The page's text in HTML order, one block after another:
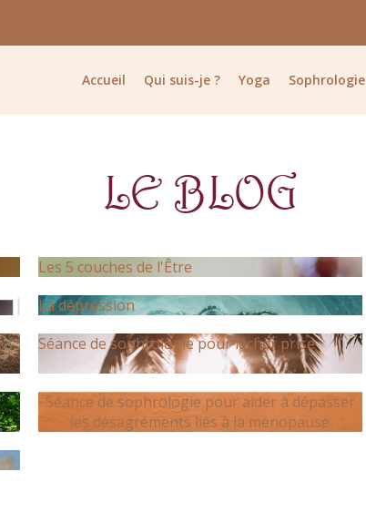
Accueil Qui suis-je ? Yoga Sophrologie
LE BLOG
Les 5 couches de l'Être
La dépression
Séance de sophrologie pour lâcher prise
Séance de sophrologie pour aider à dépasser
les désagréments liés à la ménopause